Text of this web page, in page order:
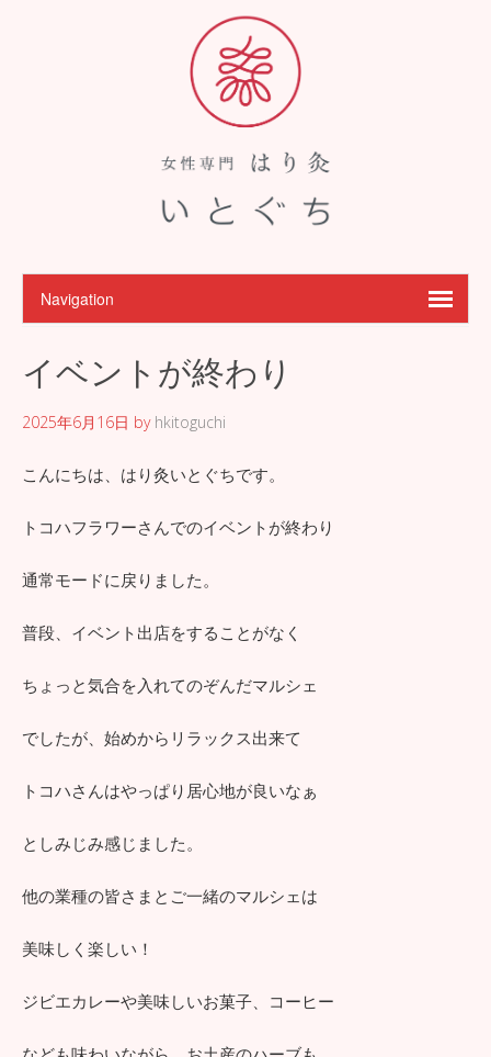
イベントが終わり
2025年6月16日 by hkitoguchi
こんにちは、はり灸いとぐちです。
トコハフラワーさんでのイベントが終わり
通常モードに戻りました。
普段、イベント出店をすることがなく
ちょっと気合を入れてのぞんだマルシェ
でしたが、始めからリラックス出来て
トコハさんはやっぱり居心地が良いなぁ
としみじみ感じました。
他の業種の皆さまとご一緒のマルシェは
美味しく楽しい！
ジビエカレーや美味しいお菓子、コーヒー